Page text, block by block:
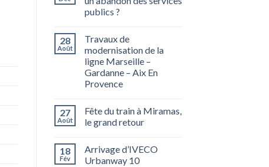
publics ?
28
Août
Travaux de
modernisation de la
ligne Marseille –
Gardanne – Aix En
Provence
27
Août
Fête du train à Miramas,
le grand retour
18
Fév
Arrivage d’IVECO
Urbanway 10